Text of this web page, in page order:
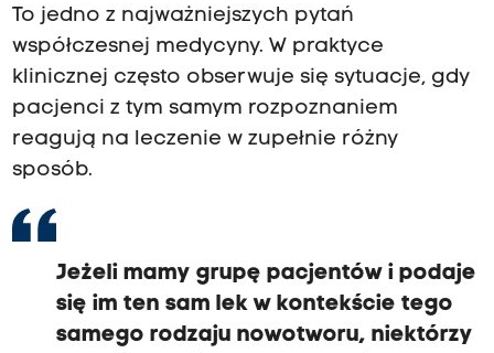
To jedno z najważniejszych pytań
współczesnej medycyny. W praktyce
klinicznej często obserwuje się sytuacje, gdy
pacjenci z tym samym rozpoznaniem
reagują na leczenie w zupełnie różny
sposób.
Jeżeli mamy grupę pacjentów i podaje
się im ten sam lek w kontekście tego
samego rodzaju nowotworu, niektórzy